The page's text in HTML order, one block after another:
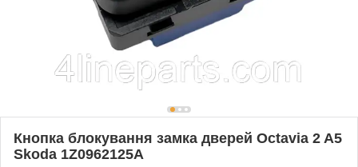
Кнопка блокування замка дверей Octavia 2 A5
Skoda 1Z0962125A